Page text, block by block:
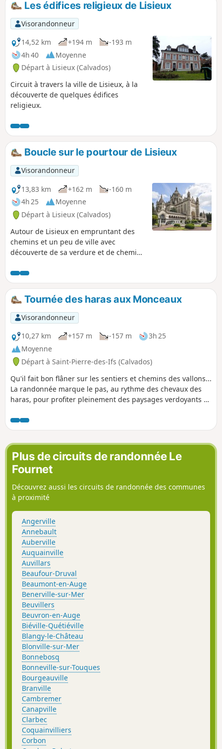
Les édifices religieux de Lisieux
Visorandonneur
14,52 km
+194 m
-193 m
4h 40
Moyenne
Départ à Lisieux (Calvados)
Circuit à travers la ville de Lisieux, à la
découverte de quelques édifices
religieux.
Boucle sur le pourtour de Lisieux
Visorandonneur
13,83 km
+162 m
-160 m
4h 25
Moyenne
Départ à Lisieux (Calvados)
Autour de Lisieux en empruntant des
chemins et un peu de ville avec
découverte de sa verdure et de chemins
Tournée des haras aux Monceaux
Visorandonneur
10,27 km
+157 m -157 m
3h 25
Moyenne
Départ à Saint-Pierre-des-Ifs (Calvados)
Qu'il fait bon flâner sur les sentiers et chemins des vallons...
La randonnée marque le pas, au rythme des chevaux des
haras, pour profiter pleinement des paysages verdoyants et
Plus de circuits de randonnée Le
Fournet
Découvrez aussi les circuits de randonnée des communes
à proximité
Angerville
Annebault
Auberville
Auquainville
Auvillars
Beaufour-Druval
Beaumont-en-Auge
Benerville-sur-Mer
Beuvillers
Beuvron-en-Auge
Biéville-Quétiéville
Blangy-le-Château
Blonville-sur-Mer
Bonnebosq
Bonneville-sur-Touques
Bourgeauville
Branville
Cambremer
Canapville
Clarbec
Coquainvilliers
Corbon